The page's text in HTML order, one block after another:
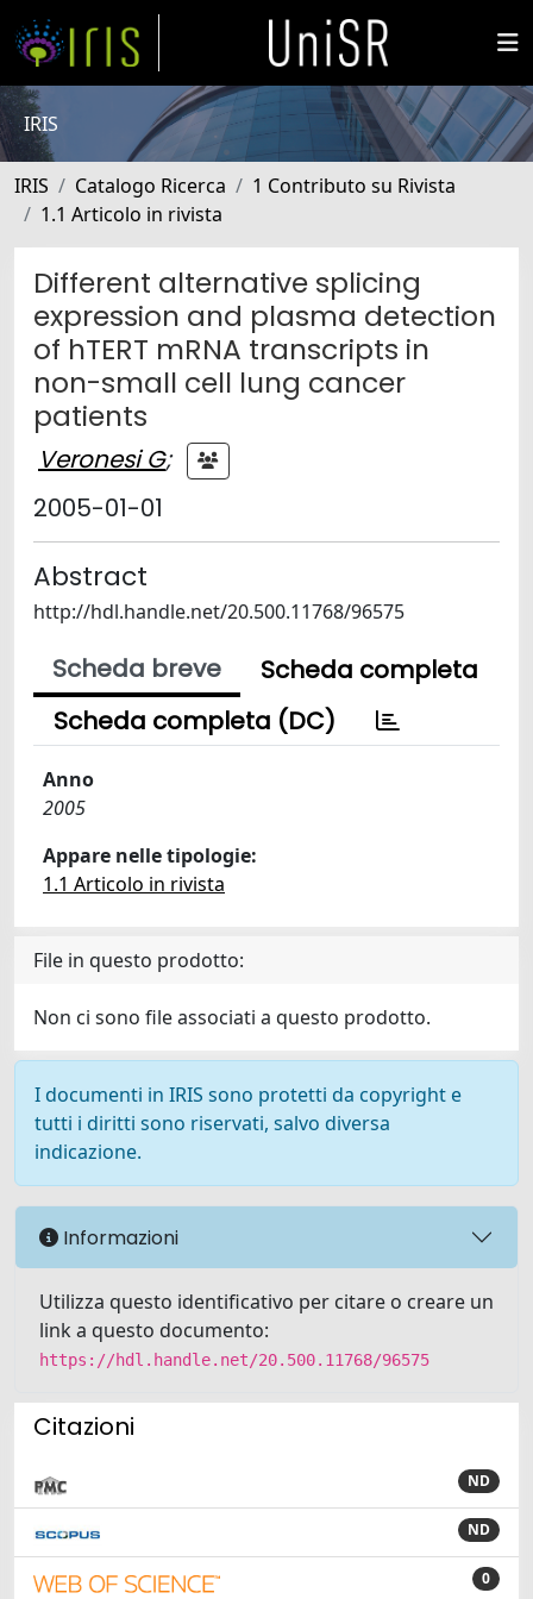
IRIS
IRIS Catalogo Ricerca
1 Contributo su Rivista
1.1 Articolo in rivista
Different alternative splicing
expression and plasma detection
of hTERT mRNA transcripts in
non-small cell lung cancer
patients
Veronesi G;
2005-01-01
Abstract
http://hdl.handle.net/20.500.11768/96575
Scheda breve
Scheda completa
Scheda completa (DC)
Anno
2005
Appare nelle tipologie:
1.1 Articolo in rivista
File in questo prodotto:
Non ci sono file associati a questo prodotto.
I documenti in IRIS sono protetti da copyright e
tutti i diritti sono riservati, salvo diversa
indicazione.
Informazioni
Utilizza questo identificativo per citare o creare un
link a questo documento:
https://hdl.handle.net/20.500.11768/96575
Citazioni
ND
ND
0